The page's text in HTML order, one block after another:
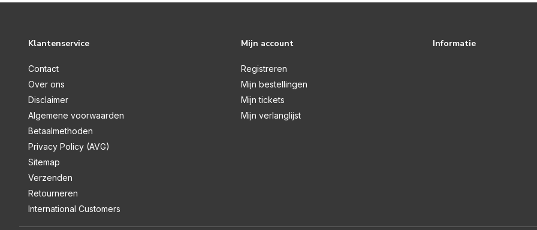
Klantenservice
Contact
Over ons
Disclaimer
Algemene voorwaarden
Betaalmethoden
Privacy Policy (AVG)
Sitemap
Verzenden
Retourneren
International Customers
Mijn account
Registreren
Mijn bestellingen
Mijn tickets
Mijn verlanglijst
Informatie